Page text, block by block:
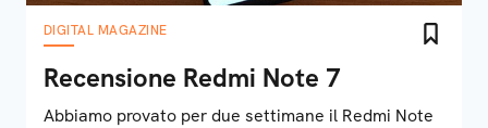
DIGITAL MAGAZINE
Recensione Redmi Note 7
Abbiamo provato per due settimane il Redmi Note